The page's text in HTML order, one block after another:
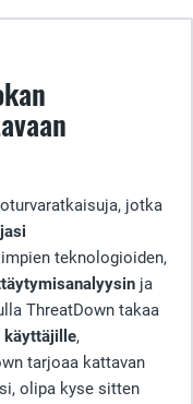
jotka
teknologioiden,
ja
ThreatDown takaa
,
tarjoaa kattavan
olipa kyse sitten